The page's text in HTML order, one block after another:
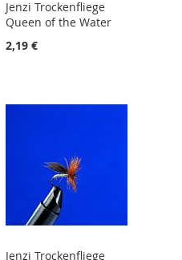
Jenzi Trockenfliege
Queen of the Water
2,19 €
Jenzi Trockenfliege